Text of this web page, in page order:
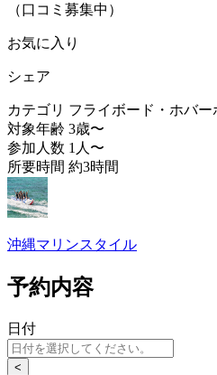
（口コミ募集中）
お気に入り
シェア
カテゴリ フライボード・ホバ
対象年齢 3歳〜
参加人数 1人〜
所要時間 約3時間
沖縄マリンスタイル
予約内容
日付
<